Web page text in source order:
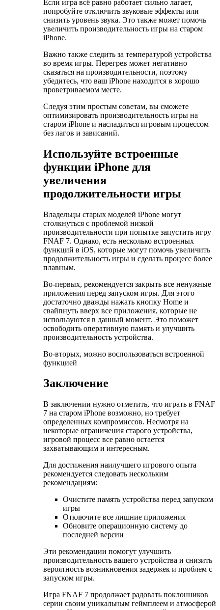
Если игра всё равно работает сильно лагает,
попробуйте отключить звуковые эффекты или
снизить уровень звука. Это также может помочь
увеличить производительность игры на старом
iPhone.
Важно также следить за температурой устройства
во время игры. Перегрев может негативно
сказаться на производительности, поэтому
убедитесь, что ваш iPhone находится в хорошо
проветриваемом месте.
Следуя этим простым советам, вы сможете
оптимизировать производительность игры на
старом iPhone и насладиться игровым процессом
без лагов и зависаний.
Используйте встроенные
функции iPhone для
увеличения
продолжительности игры
Владельцы старых моделей iPhone могут
столкнуться с проблемой низкой
производительности при попытке запустить игру
FNAF 7. Однако, есть несколько встроенных
функций в iOS, которые могут помочь увеличить
продолжительность игры и сделать процесс более
плавным.
Во-первых, рекомендуется закрыть все ненужные
приложения перед запуском игры. Для этого
достаточно дважды нажать кнопку Home и
свайпнуть вверх все приложения, которые не
используются в данный момент. Это поможет
освободить оперативную память и улучшить
производительность устройства.
Во-вторых, можно воспользоваться встроенной
функцией
Заключение
В заключении нужно отметить, что играть в FNAF
7 на старом iPhone возможно, но требует
определенных компромиссов. Несмотря на
некоторые ограничения старого устройства,
игровой процесс все равно остается
захватывающим и интересным.
Для достижения наилучшего игрового опыта
рекомендуется следовать нескольким
рекомендациям:
Очистите память устройства перед запуском
игры
Отключите все лишние приложения
Обновите операционную систему до
последней версии
Эти рекомендации помогут улучшить
производительность вашего устройства и снизить
вероятность возникновения задержек и проблем с
запуском игры.
Игра FNAF 7 продолжает радовать поклонников
серии своим уникальным геймплеем и атмосферой